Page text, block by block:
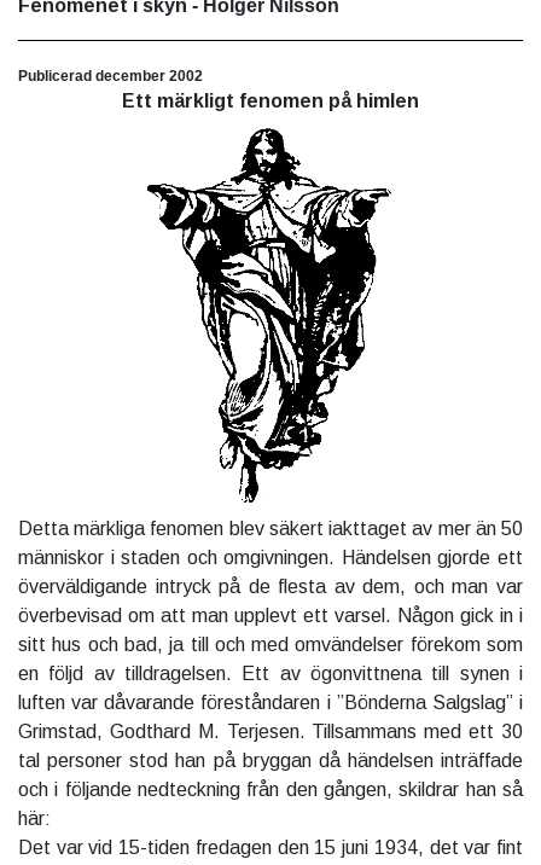
Fenomenet i skyn - Holger Nilsson
Publicerad december 2002
Ett märkligt fenomen på himlen
Detta märkliga fenomen blev säkert iakttaget av mer än 50
människor i staden och omgivningen. Händelsen gjorde ett
överväldigande intryck på de flesta av dem, och man var
överbevisad om att man upplevt ett varsel. Någon gick in i
sitt hus och bad, ja till och med omvändelser förekom som
en följd av tilldragelsen. Ett av ögonvittnena till synen i
luften var dåvarande föreståndaren i ”Bönderna Salgslag” i
Grimstad, Godthard M. Terjesen. Tillsammans med ett 30
tal personer stod han på bryggan då händelsen inträffade
och i följande nedteckning från den gången, skildrar han så
här:
Det var vid 15-tiden fredagen den 15 juni 1934, det var fint